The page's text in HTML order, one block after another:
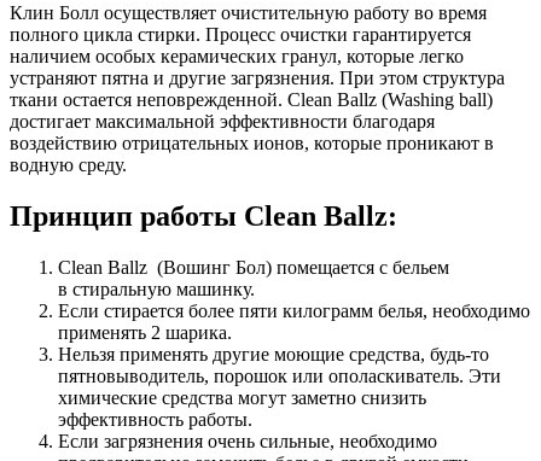
Клин Болл осуществляет очистительную работу во время
полного цикла стирки. Процесс очистки гарантируется
наличием особых керамических гранул, которые легко
устраняют пятна и другие загрязнения. При этом структура
ткани остается неповрежденной. Clean Ballz (Washing ball)
достигает максимальной эффективности благодаря
воздействию отрицательных ионов, которые проникают в
водную среду.
Принцип работы Clean Ballz:
Clean Ballz (Вошинг Бол) помещается с бельем
в стиральную машинку.
Если стирается более пяти килограмм белья, необходимо
применять 2 шарика.
Нельзя применять другие моющие средства, будь-то
пятновыводитель, порошок или ополаскиватель. Эти
химические средства могут заметно снизить
эффективность работы.
Если загрязнения очень сильные, необходимо